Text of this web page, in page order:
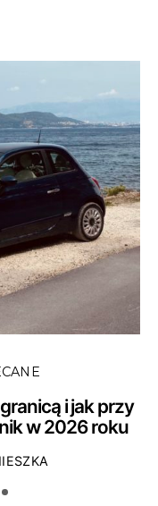
i jak przy
w 2026 roku